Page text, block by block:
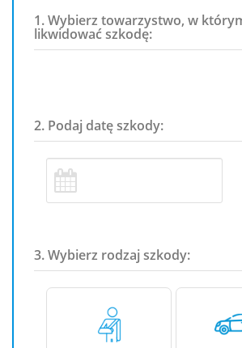
1. Wybierz towarzystwo, w
likwidować szkodę:
2. Podaj datę szkody:
3. Wybierz rodzaj szkody: